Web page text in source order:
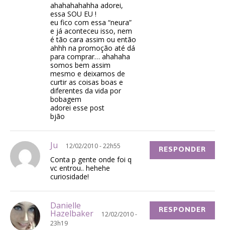
ahahahahahha adorei,
essa SOU EU !
eu fico com essa “neura”
e já aconteceu isso, nem
é tão cara assim ou então
ahhh na promoção até dá
para comprar… ahahaha
somos bem assim
mesmo e deixamos de
curtir as coisas boas e
diferentes da vida por
bobagem
adorei esse post
bjão
Ju 12/02/2010 - 22h55
Conta p gente onde foi q
vc entrou.. hehehe
curiosidade!
RESPONDER
Danielle
Hazelbaker
12/02/2010 -
23h19
RESPONDER